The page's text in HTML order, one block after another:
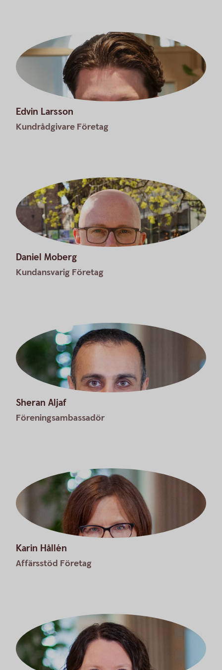
Edvin Larsson
Kundrådgivare Företag
Daniel Moberg
Kundansvarig Företag
Sheran Aljaf
Föreningsambassadör
Karin Hållén
Affärsstöd Företag